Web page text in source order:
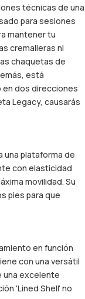
técnicas de una
para sesiones
mantener tu
cremalleras ni
chaquetas de
está
dos direcciones
Legacy, causarás
una plataforma de
con elasticidad
movilidad. Su
pies para que
en función
con una versátil
una excelente
'Lined Shell' no